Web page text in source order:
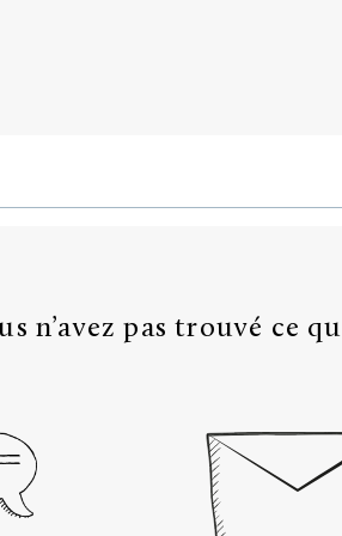
n’avez pas trouvé ce